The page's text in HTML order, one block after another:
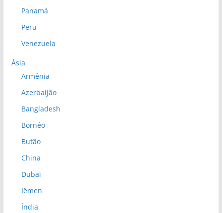
Panamá
Peru
Venezuela
Ásia
Armênia
Azerbaijão
Bangladesh
Bornéo
Butão
China
Dubai
Iêmen
Índia